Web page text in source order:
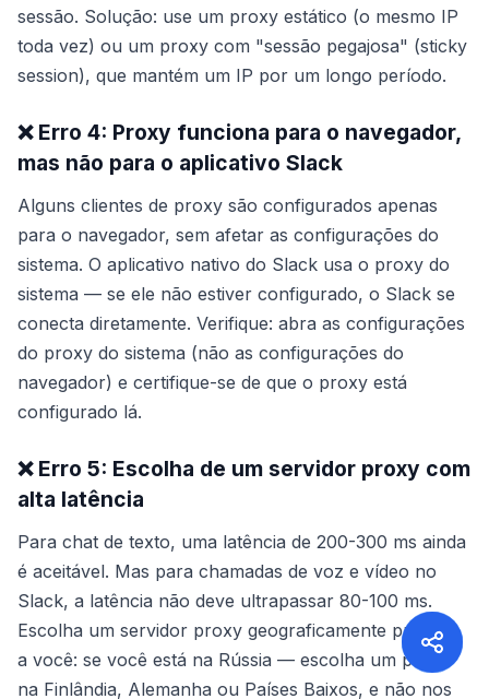
sessão. Solução: use um proxy estático (o mesmo IP
toda vez) ou um proxy com "sessão pegajosa" (sticky
session), que mantém um IP por um longo período.
❌ Erro 4: Proxy funciona para o navegador,
mas não para o aplicativo Slack
Alguns clientes de proxy são configurados apenas
para o navegador, sem afetar as configurações do
sistema. O aplicativo nativo do Slack usa o proxy do
sistema — se ele não estiver configurado, o Slack se
conecta diretamente. Verifique: abra as configurações
do proxy do sistema (não as configurações do
navegador) e certifique-se de que o proxy está
configurado lá.
❌ Erro 5: Escolha de um servidor proxy com
alta latência
Para chat de texto, uma latência de 200-300 ms ainda
é aceitável. Mas para chamadas de voz e vídeo no
Slack, a latência não deve ultrapassar 80-100 ms.
Escolha um servidor proxy geograficamente próximo
a você: se você está na Rússia — escolha um proxy
na Finlândia, Alemanha ou Países Baixos, e não nos